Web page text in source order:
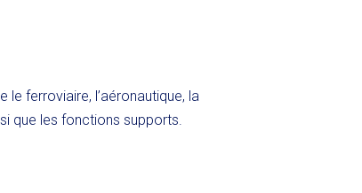
ferroviaire, l’aéronautique, la
que les fonctions supports.